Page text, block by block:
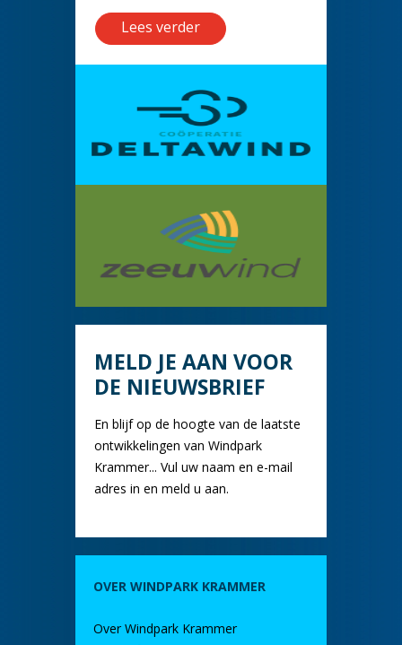
Lees verder
MELD JE AAN VOOR
DE NIEUWSBRIEF
En blijf op de hoogte van de laatste
ontwikkelingen van Windpark
Krammer... Vul uw naam en e-mail
adres in en meld u aan.
OVER WINDPARK KRAMMER
Over Windpark Krammer